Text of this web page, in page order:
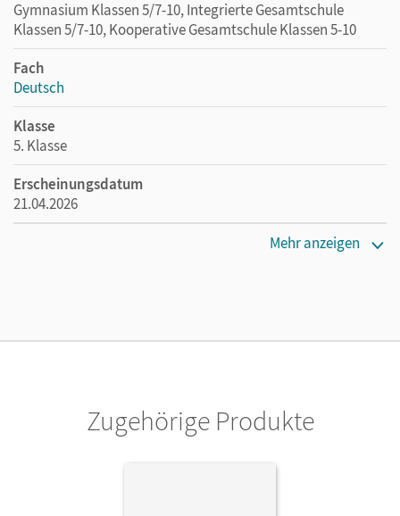
Gymnasium Klassen 5/7-10, Integrierte Gesamtschule
Klassen 5/7-10, Kooperative Gesamtschule Klassen 5-10
Fach
Deutsch
Klasse
5. Klasse
Erscheinungsdatum
21.04.2026
Fischer, Christoph; Kroesen, Stephanie; Mielke, Angela;
Mehr anzeigen
Zugehörige Produkte